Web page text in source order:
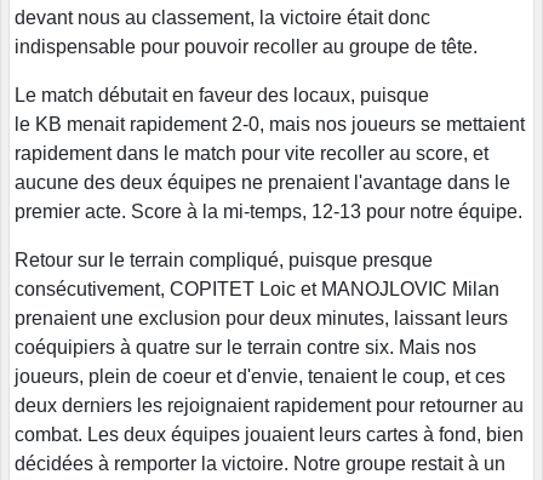
devant nous au classement, la victoire était donc
indispensable pour pouvoir recoller au groupe de tête.
Le match débutait en faveur des locaux, puisque
le KB menait rapidement 2-0, mais nos joueurs se mettaient
rapidement dans le match pour vite recoller au score, et
aucune des deux équipes ne prenaient l'avantage dans le
premier acte. Score à la mi-temps, 12-13 pour notre équipe.
Retour sur le terrain compliqué, puisque presque
consécutivement, COPITET Loic et MANOJLOVIC Milan
prenaient une exclusion pour deux minutes, laissant leurs
coéquipiers à quatre sur le terrain contre six. Mais nos
joueurs, plein de coeur et d'envie, tenaient le coup, et ces
deux derniers les rejoignaient rapidement pour retourner au
combat. Les deux équipes jouaient leurs cartes à fond, bien
décidées à remporter la victoire. Notre groupe restait à un